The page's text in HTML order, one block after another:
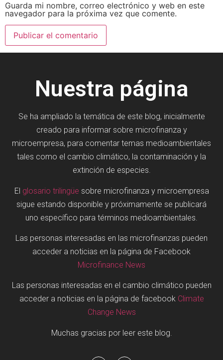
Guarda mi nombre, correo electrónico y web en este
navegador para la próxima vez que comente.
Nuestra página
Se ha ampliado la temática de este blog, inicialmente
creado para informar sobre microfinanza y
microempresa, para comentar temas medioambientales
tales como el cambio climático, la contaminación y la
extinción de especies.
El glosario trilingüe sobre microfinanza y microempresa
sigue estando disponible y próximamente se publicará
uno específico para términos medioambientales.
Las personas interesadas en las microfinanzas pueden
acceder a noticias en la página de Facebook
Microfinance News
Las personas interesadas en el cambio climático pueden
acceder a noticias en la página de facebook Climate
Change News
Muchas gracias por leer este blog.